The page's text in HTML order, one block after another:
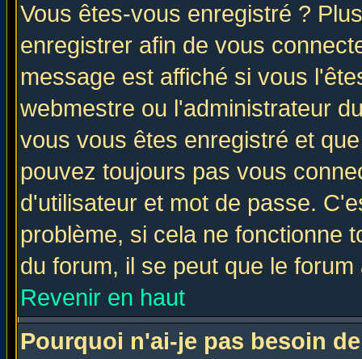
Vous êtes-vous enregistré ?
enregistrer afin de vous
message est affiché si vous
webmestre ou l'administrateur
vous vous êtes enregistré et
pouvez toujours pas vous
d'utilisateur et mot de passe.
problème, si cela ne fonctionne
du forum, il se peut que le
Revenir en haut
Pourquoi n'ai-je pas besoin